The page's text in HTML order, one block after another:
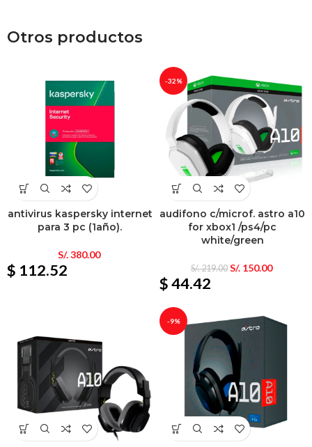
Otros productos
antivirus kaspersky internet
para 3 pc (1año).
S/.380.00
$ 112.52
-32%
audifono c/microf. astro a10
for xbox1 /ps4/pc
white/green
S/.219.00 S/.150.00
$ 44.42
-9%